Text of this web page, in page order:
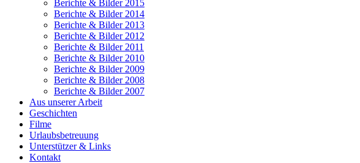
Berichte & Bilder 2015
Berichte & Bilder 2014
Berichte & Bilder 2013
Berichte & Bilder 2012
Berichte & Bilder 2011
Berichte & Bilder 2010
Berichte & Bilder 2009
Berichte & Bilder 2008
Berichte & Bilder 2007
Aus unserer Arbeit
Geschichten
Filme
Urlaubsbetreuung
Unterstützer & Links
Kontakt